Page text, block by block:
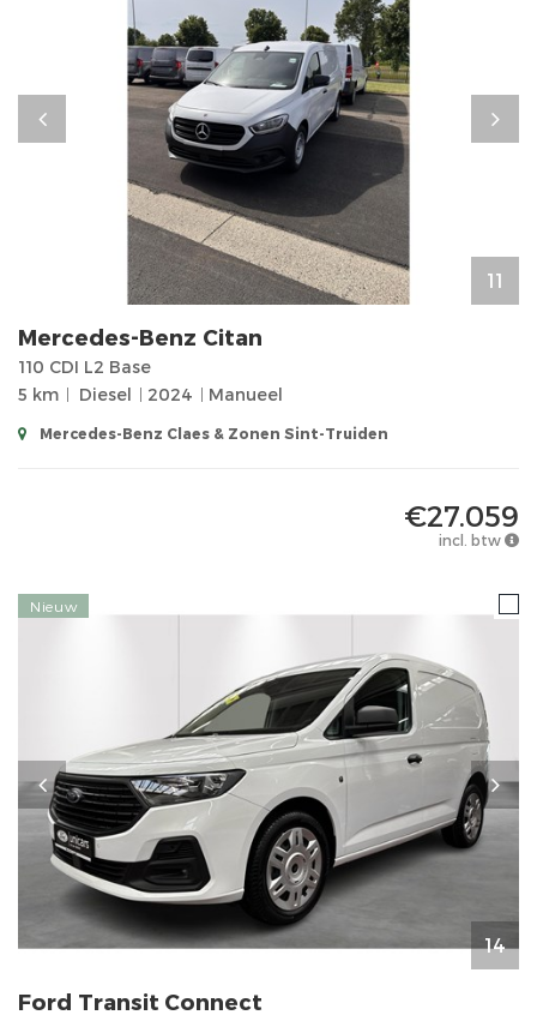
11
Mercedes-Benz Citan
110 CDI L2 Base
5 km
Diesel 2024 Manueel
Mercedes-Benz Claes & Zonen Sint-Truiden
€27.059
incl. btw
14
Nieuw
Ford Transit Connect